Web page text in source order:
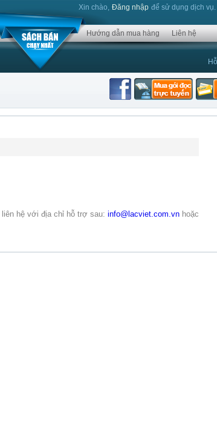
Xin chào, Đăng nhập để sử dụng dịch
Hướng dẫn mua hàng Liên hệ
hệ với địa chỉ hỗ trợ sau: info@lacviet.com.vn hoặc